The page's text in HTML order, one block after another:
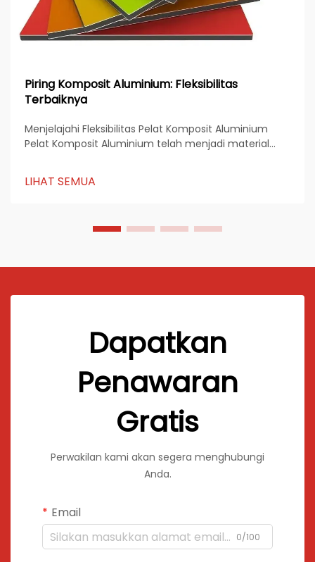
Piring Komposit Aluminium: Fleksibilitas
Terbaiknya
Menjelajahi Fleksibilitas Pelat Komposit Aluminium
Pelat Komposit Aluminium telah menjadi material
yang ringan, dan fleksibilitas estetika...
LIHAT SEMUA
Dapatkan
Penawaran
Gratis
Perwakilan kami akan segera menghubungi
Anda.
Email
0/100